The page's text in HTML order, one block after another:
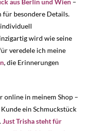
aus Berlin und Wien –
für besondere Details.
individuell
wird wie seine
veredele ich meine
, die Erinnerungen
online in meinem Shop –
ein Schmuckstück
Just Trisha steht für